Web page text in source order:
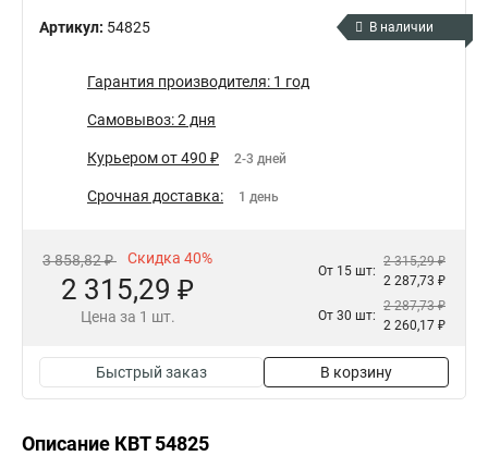
Артикул: 54825 В наличии
Гарантия производителя: 1 год
Самовывоз: 2 дня
Курьером от 490 ₽ 2-3 дней
Срочная доставка: 1 день
3 858,82 ₽ Скидка 40%
2 315,29 ₽
Цена за 1 шт.
От 15 шт:
2 315,29 ₽
2 287,73 ₽
От 30 шт:
2 287,73 ₽
2 260,17 ₽
Быстрый заказ В корзину
Описание КВТ 54825